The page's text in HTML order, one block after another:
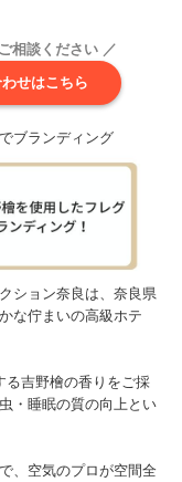
相談ください ／
せはこちら
ブランディング
ション奈良は、奈良県
な佇まいの高級ホテ
る吉野檜の香りをご採
・睡眠の質の向上とい
、空気のプロが空間全